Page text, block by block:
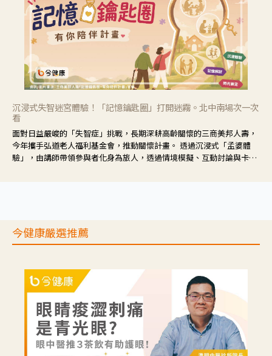
沉浸式失智迷宮體驗！「記憶鑰匙圈」打開迷霧。北中南場次一次
看
面對日益嚴峻的「失智症」挑戰，長期深耕高齡關懷的三商美邦人壽，
今年攜手弘道老人福利基金會，推動關懷計畫。 透過沉浸式「孟婆體
驗」，由講師帶領參與者化身為旅人，透過情境模擬、互動討論與卡牌
今健康嚴選推薦